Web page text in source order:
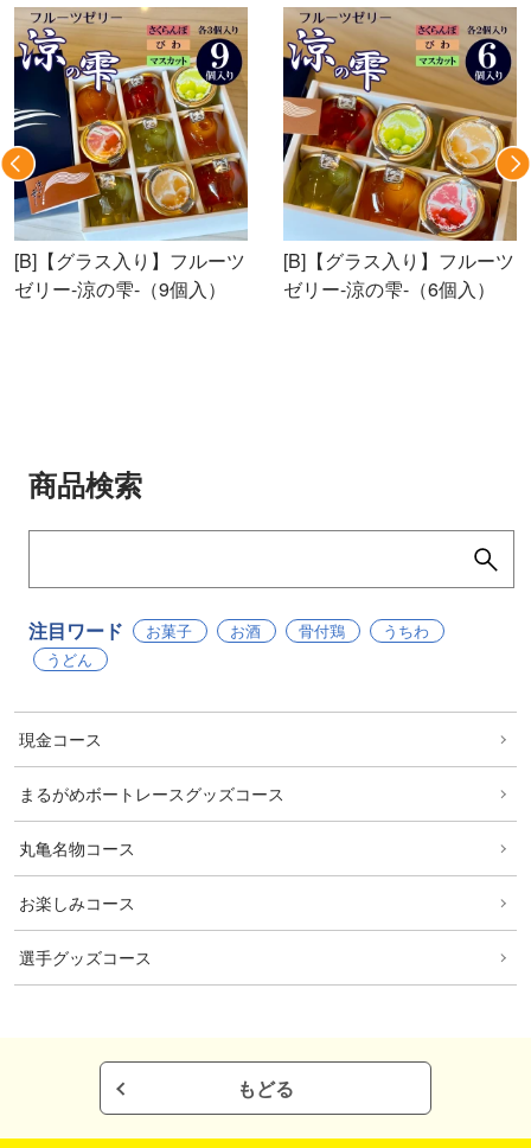
商品検索
注目ワード お菓子 お酒 骨付鶏
うちわ
うどん
現金コース
まるがめボートレースグッズコース
丸亀名物コース
お楽しみコース
選手グッズコース
[B]【グラス入り】フルーツ
ゼリー-涼の雫-（9個入）
[B]【グラス入り】フルーツ
ゼリー-涼の雫-（6個入）
もどる